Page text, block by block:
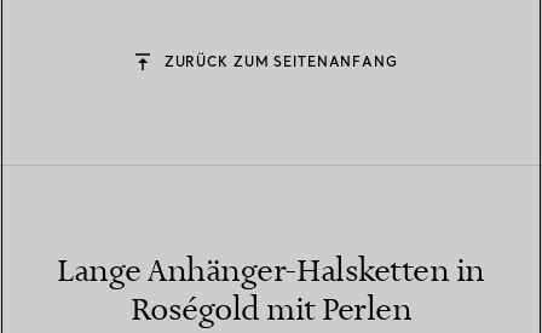
ZURÜCK ZUM SEITENANFANG
Lange Anhänger-Halsketten in
Roségold mit Perlen